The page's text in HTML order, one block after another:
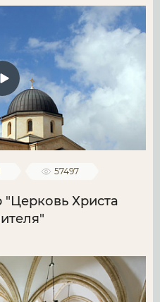
57497
"Церковь Христа